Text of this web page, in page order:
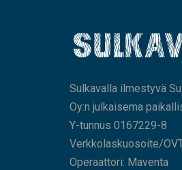
Sulkavalla ilmestyvä
Oy:n julkaisema
Y-tunnus 0167229-8
Verkkolaskuosoite/
Operaattori: Maventa